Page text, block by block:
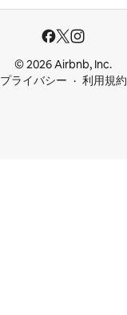
© 2026 Airbnb, Inc.
プライバシー
利用規約